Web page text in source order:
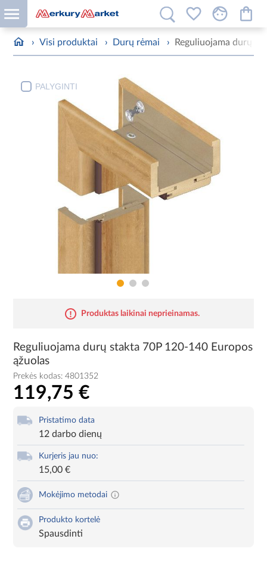
› Visi produktai › Durų rėmai › Reguliuojama durų
PALYGINTI
Produktas laikinai neprieinamas.
Reguliuojama durų stakta 70P 120-140 Europos
ąžuolas
Prekės kodas:4801352
119,75 €
Pristatimo data
12 darbo dienų
Kurjeris jau nuo:
15,00 €
Mokėjimo metodai
Produkto kortelė
Spausdinti